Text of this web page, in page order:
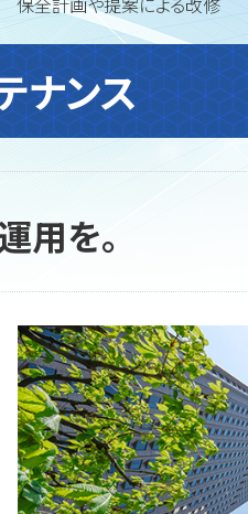
ナンス
用を。